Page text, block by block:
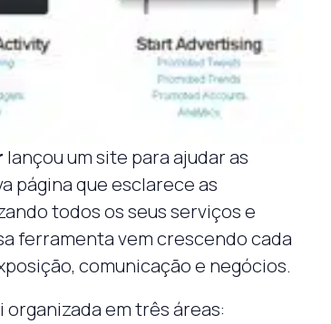
lançou um site para ajudar as
página que esclarece as
todos os seus serviços e
ferramenta vem crescendo cada
comunicação e negócios.
organizada em três áreas: